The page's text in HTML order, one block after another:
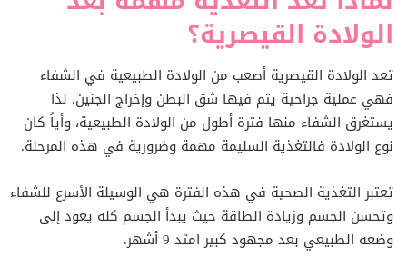
الولادة القيصرية؟
تعد الولادة القيصرية أصعب من الولادة الطبيعية في الشفاء
فهي عملية جراحية يتم فيها شق البطن وإخراج الجنين، لذا
يستغرق الشفاء منها فترة أطول من الولادة الطبيعية، وأياً كان
نوع الولادة فالتغذية السليمة مهمة وضرورية في هذه المرحلة.
تعتبر التغذية الصحية في هذه الفترة هي الوسيلة الأسرع للشفاء
وتحسن الجسم وزيادة الطاقة حيث يبدأ الجسم كله يعود إلى
وضعه الطبيعي بعد مجهود كبير امتد 9 أشهر.